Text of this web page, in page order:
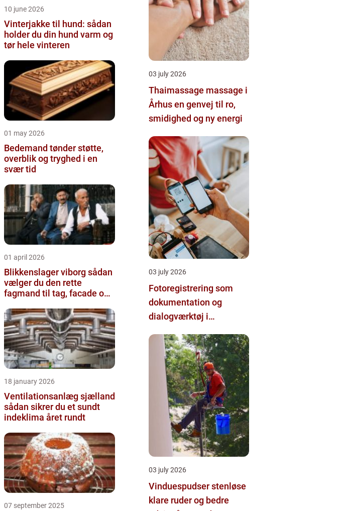
10 june 2026
Vinterjakke til hund: sådan
holder du din hund varm og
tør hele vinteren
01 may 2026
Bedemand tønder støtte,
overblik og tryghed i en
svær tid
01 april 2026
Blikkenslager viborg sådan
vælger du den rette
fagmand til tag, facade og
18 january 2026
Ventilationsanlæg sjælland
sådan sikrer du et sundt
indeklima året rundt
07 september 2025
03 july 2026
Thaimassage massage i
Århus en genvej til ro,
smidighed og ny energi
03 july 2026
Fotoregistrering som
dokumentation og
dialogværktøj i
03 july 2026
Vinduespudser stenløse
klare ruder og bedre